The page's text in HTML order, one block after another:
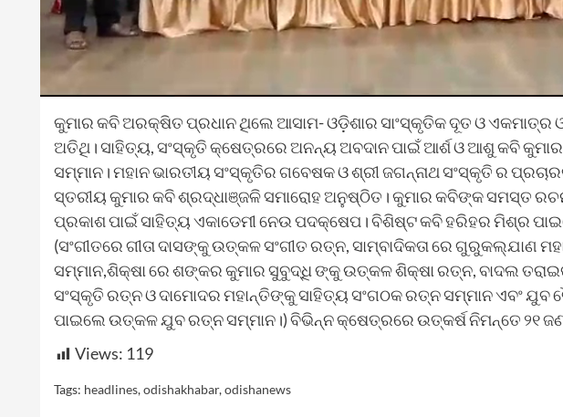
କୁମାର କବି ଅରକ୍ଷିତ ପ୍ରଧାନ ଥିଲେ ଆସାମ- ଓଡ଼ିଶାର ସାଂସ୍କୃତିକ ଦୂତ ଓ ଏକମାତ୍ର
ଅତିଥି। ସାହିତ୍ୟ, ସଂସ୍କୃତି କ୍ଷେତ୍ରରେ ଅନନ୍ୟ ଅବଦାନ ପାଇଁ ଆର୍ଶ ଓ ଆଶୁ କବି
ସମ୍ମାନ। ମହାନ ଭାରତୀୟ ସଂସ୍କୃତିର ଗବେଷକ ଓ ଶ୍ରୀ ଜଗନ୍ନାଥ ସଂସ୍କୃତି ର
ସ୍ତରୀୟ କୁମାର କବି ଶ୍ରଦ୍ଧାଞ୍ଜଳି ସମାରୋହ ଅନୁଷ୍ଠିତ। କୁମାର କବିଙ୍କ ସମସ୍ତ
ପ୍ରକାଶ ପାଇଁ ସାହିତ୍ୟ ଏକାଡେମୀ ନେଉ ପଦକ୍ଷେପ। ବିଶିଷ୍ଟ କବି ହରିହର ମିଶ୍ର
(ସଂଗୀତରେ ଗୀତା ଦାସଙ୍କୁ ଉତ୍କଳ ସଂଗୀତ ରତ୍ନ, ସାମ୍ବାଦିକତା ରେ ଗୁରୁକଲ୍ଯାଣ
ସମ୍ମାନ,ଶିକ୍ଷା ରେ ଶଙ୍କର କୁମାର ସୁବୁଦ୍ଧି ଙ୍କୁ ଉତ୍କଳ ଶିକ୍ଷା ରତ୍ନ, ବାଦଲ
ସଂସ୍କୃତି ରତ୍ନ ଓ ଦାମୋଦର ମହାନ୍ତିଙ୍କୁ ସାହିତ୍ୟ ସଂଗଠକ ରତ୍ନ ସମ୍ମାନ ଏବଂ ଯୁବ
ପାଇଲେ ଉତ୍କଳ ଯୁବ ରତ୍ନ ସମ୍ମାନ।) ବିଭିନ୍ନ କ୍ଷେତ୍ରରେ ଉତ୍କର୍ଷ ନିମନ୍ତେ ୨୧
Views: 119
Tags: headlines,odishakhabar,odishanews